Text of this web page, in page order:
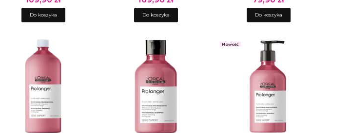
Do koszyka Do koszyka Do koszyka
Nowość